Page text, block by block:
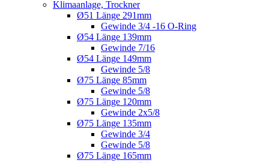
Klimaanlage, Trockner
Ø51 Länge 291mm
Gewinde 3/4 -16 O-Ring
Ø54 Länge 139mm
Gewinde 7/16
Ø54 Länge 149mm
Gewinde 5/8
Ø75 Länge 85mm
Gewinde 5/8
Ø75 Länge 120mm
Gewinde 2x5/8
Ø75 Länge 135mm
Gewinde 3/4
Gewinde 5/8
Ø75 Länge 165mm